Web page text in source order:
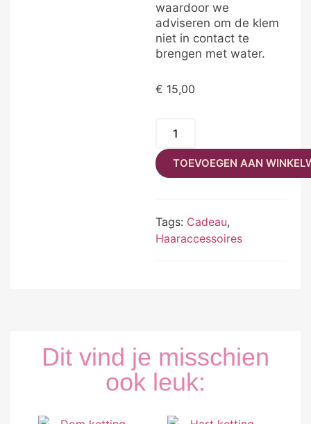
waardoor we
adviseren om de klem
niet in contact te
brengen met water.
€ 15,00
TOEVOEGEN AAN
Tags: Cadeau,
Haaraccessoires
Dit vind je misschien
ook leuk: